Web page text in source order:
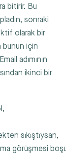
bitirir. Bu
sonraki
olarak bir
bunun için
adımının
ikinci bir
sıkıştıysan,
görüşmesi